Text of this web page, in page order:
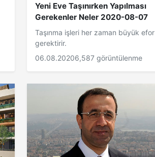
Yeni Eve Taşınırken Yapılması
Gerekenler Neler 2020-08-07
Taşınma işleri her zaman büyük efor
gerektirir.
06.08.20206,587 görüntülenme